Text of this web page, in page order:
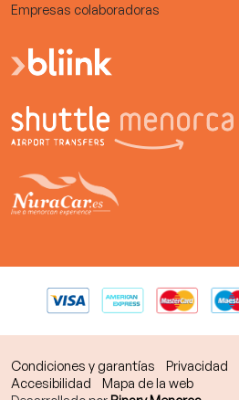
Empresas colaboradoras
Condiciones y garantías Privacidad
Accesibilidad
Mapa de la web